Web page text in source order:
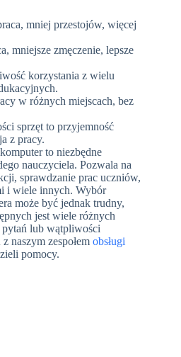
mniej przestojów, więcej
mniejsze zmęczenie, lepsze
korzystania z wielu
w różnych miejscach, bez
sprzęt to przyjemność
z pracy.
to niezbędne
nauczyciela. Pozwala na
sprawdzanie prac uczniów,
i wiele innych. Wybór
może być jednak trudny,
jest wiele różnych
lub wątpliwości
naszym zespołem obsługi
pomocy.